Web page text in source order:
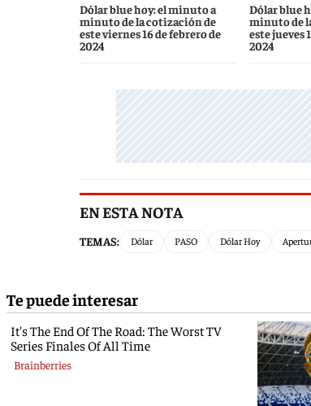
Dólar blue hoy: el minuto a
minuto de la cotización de
este viernes 16 de febrero de
2024
Dólar blue
minuto de
este jueves
2024
EN ESTA NOTA
TEMAS: Dólar PASO Dólar Hoy